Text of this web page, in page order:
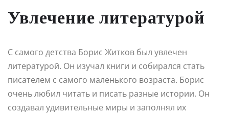
Увлечение литературой
С самого детства Борис Житков был увлечен
литературой. Он изучал книги и собирался стать
писателем с самого маленького возраста. Борис
очень любил читать и писать разные истории. Он
создавал удивительные миры и заполнял их